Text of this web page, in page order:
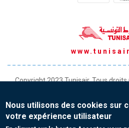
Copyright 2023 Tunisair. Tous
Conditions générales de Vente
Protection de vos données
Nous utilisons des cookies sur
votre expérience utilisateur